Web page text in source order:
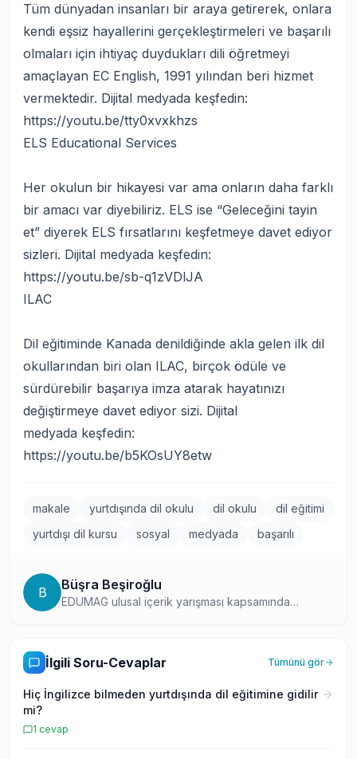
Tüm dünyadan insanları bir araya getirerek, onlara
kendi eşsiz hayallerini gerçekleştirmeleri ve başarılı
olmaları için ihtiyaç duydukları dili öğretmeyi
amaçlayan EC English, 1991 yılından beri hizmet
vermektedir. Dijital medyada keşfedin:
https://youtu.be/tty0xvxkhzs
ELS Educational Services
Her okulun bir hikayesi var ama onların daha farklı
bir amacı var diyebiliriz. ELS ise “Geleceğini tayin
et” diyerek ELS fırsatlarını keşfetmeye davet ediyor
sizleri. Dijital medyada keşfedin:
https://youtu.be/sb-q1zVDlJA
ILAC
Dil eğitiminde Kanada denildiğinde akla gelen ilk dil
okullarından biri olan ILAC, birçok ödüle ve
sürdürebilir başarıya imza atarak hayatınızı
değiştirmeye davet ediyor sizi. Dijital
medyada keşfedin:
https://youtu.be/b5KOsUY8etw
makale yurtdışında dil okulu dil okulu
dil eğitimi
yurtdışı dil kursu
sosyal medyada başarılı
B Büşra Beşiroğlu
EDUMAG ulusal içerik yarışması kapsamında
samimi ve bilgilendirici bir dille aktarıyor.
İlgili Soru-Cevaplar Tümünü gör
Hiç İngilizce bilmeden yurtdışında dil eğitimine gidilir
mi?
1 cevap